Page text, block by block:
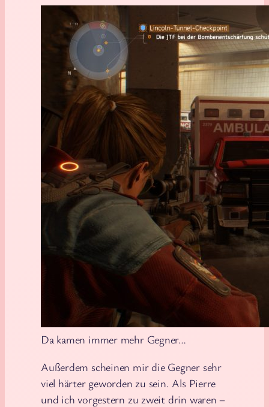
Da kamen immer mehr Gegner…
Außerdem scheinen mir die Gegner sehr
viel härter geworden zu sein. Als Pierre
und ich vorgestern zu zweit drin waren –